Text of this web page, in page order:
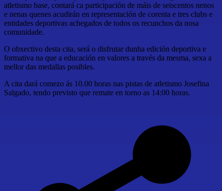
atletismo base, contará ca participación de máis de seiscentos nenos
e nenas quenes acudirán en representación de corenta e tres clubs e
entidades deportivas achegados de todos os recunchos da nosa
comunidade.
O obxectivo desta cita, será o disfrutar dunha edición deportiva e
formativa na que a educación en valores a través da mesma, sexa a
mellor das medallas posibles.
A cita dará comezo ás 10.00 horas nas pistas de atletismo Josefina
Salgado, tendo previsto que remate en torno as 14:00 horas.